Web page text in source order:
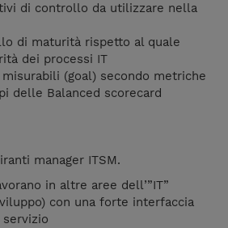
di controllo da utilizzare nella
di maturità rispetto al quale
dei processi IT
(goal) secondo metriche
delle Balanced scorecard
manager ITSM.
in altre aree dell’”IT”
con una forte interfaccia
servizio